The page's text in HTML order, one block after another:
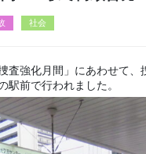
社会
査強化月間」にあわせて
駅前で行われました。